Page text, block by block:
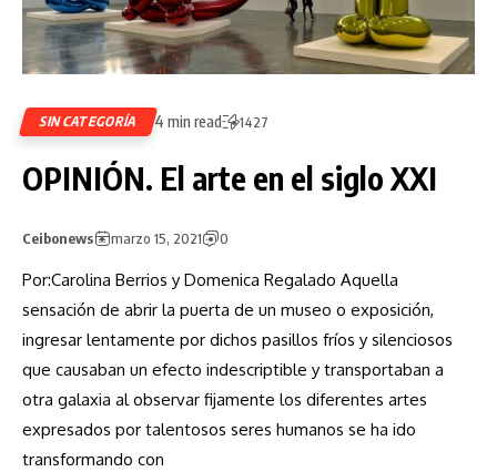
SIN CATEGORÍA 4 min read 1427
OPINIÓN. El arte en el siglo XXI
Ceibonews marzo 15, 2021 0
Por:Carolina Berrios y Domenica Regalado Aquella
sensación de abrir la puerta de un museo o exposición,
ingresar lentamente por dichos pasillos fríos y silenciosos
que causaban un efecto indescriptible y transportaban a
otra galaxia al observar fijamente los diferentes artes
expresados por talentosos seres humanos se ha ido
transformando con